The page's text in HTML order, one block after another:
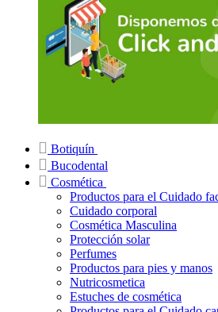
Botiquín
Bucodental
Cosmética
Productos para el Cuidado
Cuidado corporal
Cosmética Masculina
Protección solar
Perfumes
Productos para pies y manos
Nutricosmetica
Estuches de cosmética